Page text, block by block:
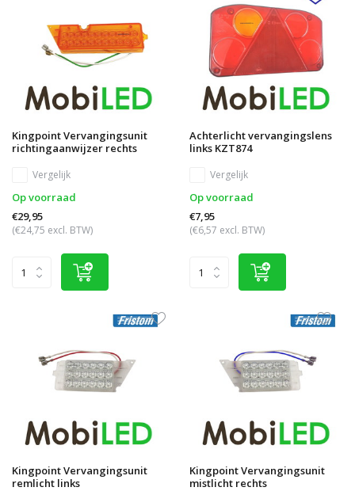
Kingpoint Vervangingsunit
richtingaanwijzer rechts
Vergelijk
Op voorraad
€29,95
(€24,75 excl. BTW)
Achterlicht vervangingslens
links KZT874
Vergelijk
Op voorraad
€7,95
(€6,57 excl. BTW)
Kingpoint Vervangingsunit
remlicht links
Kingpoint Vervangingsunit
mistlicht rechts